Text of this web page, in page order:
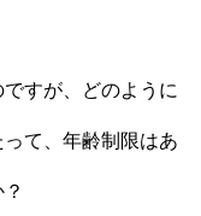
すが、どのように
て、年齢制限はあ